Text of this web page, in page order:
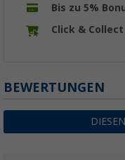
Bis zu 5%
Click & Collect
BEWERTUNGEN